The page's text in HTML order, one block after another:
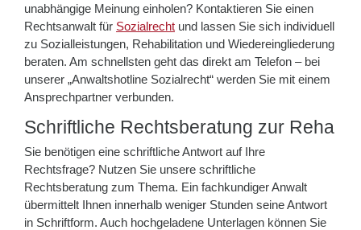
unabhängige Meinung einholen? Kontaktieren Sie einen
Rechtsanwalt für Sozialrecht und lassen Sie sich individuell
zu Sozialleistungen, Rehabilitation und Wiedereingliederung
beraten. Am schnellsten geht das direkt am Telefon – bei
unserer „Anwaltshotline Sozialrecht“ werden Sie mit einem
Ansprechpartner verbunden.
Schriftliche Rechtsberatung zur Reha
Sie benötigen eine schriftliche Antwort auf Ihre
Rechtsfrage? Nutzen Sie unsere schriftliche
Rechtsberatung zum Thema. Ein fachkundiger Anwalt
übermittelt Ihnen innerhalb weniger Stunden seine Antwort
in Schriftform. Auch hochgeladene Unterlagen können Sie